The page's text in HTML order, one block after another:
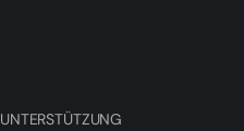
UNTERSTÜTZUNG